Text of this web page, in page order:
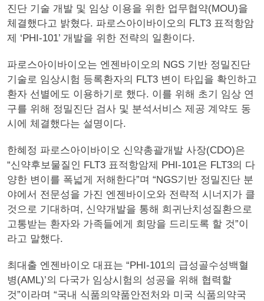
진단 기술 개발 및 임상 이용을 위한 업무협약(MOU)을
체결했다고 밝혔다. 파로스아이바이오의 FLT3 표적항암
제 ‘PHI-101’ 개발을 위한 전략의 일환이다.
파로스아이바이오는 엔젠바이오의 NGS 기반 정밀진단
기술로 임상시험 등록환자의 FLT3 변이 타입을 확인하고
환자 선별에도 이용하기로 했다. 이를 위해 초기 임상 연
구를 위해 정밀진단 검사 및 분석서비스 제공 계약도 동
시에 체결했다는 설명이다.
한혜정 파로스아이바이오 신약총괄개발 사장(CDO)은
“신약후보물질인 FLT3 표적항암제 PHI-101은 FLT3의 다
양한 변이를 폭넓게 저해한다”며 “NGS기반 정밀진단 분
야에서 전문성을 가진 엔젠바이오와 전략적 시너지가 클
것으로 기대하며, 신약개발을 통해 희귀난치성질환으로
고통받는 환자와 가족들에게 희망을 드리도록 할 것”이
라고 말했다.
최대출 엔젠바이오 대표는 “PHI-101의 급성골수성백혈
병(AML)’의 다국가 임상시험의 성공을 위해 협력할
것”이라며 “국내 식품의약품안전처와 미국 식품의약국